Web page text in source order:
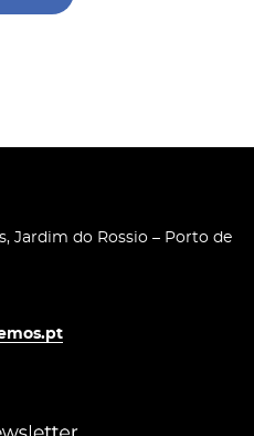
Jardim do Rossio – Porto de